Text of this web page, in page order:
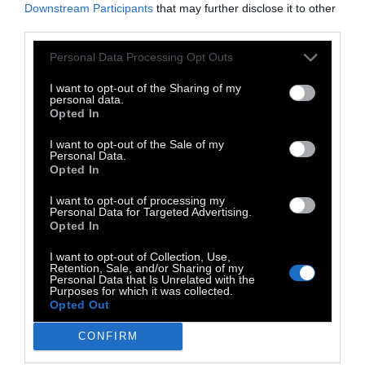
Downstream Participants that may further disclose it to other
Personal Data Processing Opt Outs
I want to opt-out of the Sharing of my
personal data.
Opted In
I want to opt-out of the Sale of my
Personal Data.
Opted In
I want to opt-out of processing my
Personal Data for Targeted Advertising.
Opted In
I want to opt-out of Collection, Use,
Retention, Sale, and/or Sharing of my
Personal Data that Is Unrelated with the
Purposes for which it was collected.
Opted Out
CONFIRM
Διαβάστε επίσης:Δεν υπήρξε σοβαρή
αντίσταση κατά της χούντας
Ντοκιμαντέρ Ελλάδα Player